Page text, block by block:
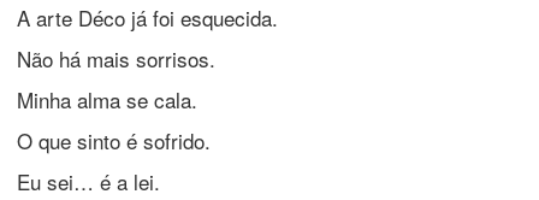
A arte Déco já foi esquecida.
Não há mais sorrisos.
Minha alma se cala.
O que sinto é sofrido.
Eu sei… é a lei.